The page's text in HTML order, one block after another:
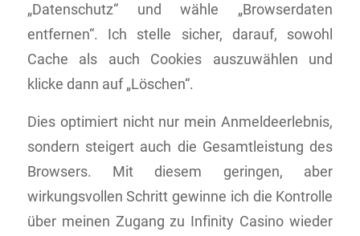
„Datenschutz“ und wähle „Browserdaten
entfernen“. Ich stelle sicher, darauf, sowohl
Cache als auch Cookies auszuwählen und
klicke dann auf „Löschen“.
Dies optimiert nicht nur mein Anmeldeerlebnis,
sondern steigert auch die Gesamtleistung des
Browsers. Mit diesem geringen, aber
wirkungsvollen Schritt gewinne ich die Kontrolle
über meinen Zugang zu Infinity Casino wieder